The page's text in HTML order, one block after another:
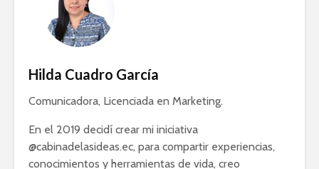
Hilda Cuadro García
Comunicadora, Licenciada en Marketing.
En el 2019 decidí crear mi iniciativa
@cabinadelasideas.ec, para compartir experiencias,
conocimientos y herramientas de vida, creo